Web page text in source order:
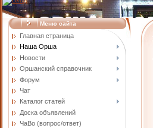
Меню сайта
Главная страница
Наша Орша
Новости
Оршанский справочник
Форум
Чат
Каталог статей
Доска объявлений
ЧаВо (вопрос/ответ)